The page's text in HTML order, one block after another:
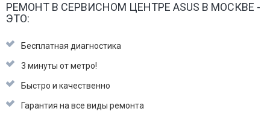
РЕМОНТ В СЕРВИСНОМ ЦЕНТРЕ ASUS В МОСКВЕ -
ЭТО:
Бесплатная диагностика
3 минуты от метро!
Быстро и качественно
Гарантия на все виды ремонта